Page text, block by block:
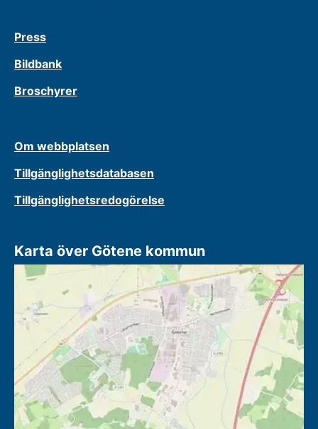
Press
Bildbank
Broschyrer
Om webbplatsen
Tillgänglighetsdatabasen
Tillgänglighetsredogörelse
Karta över Götene kommun